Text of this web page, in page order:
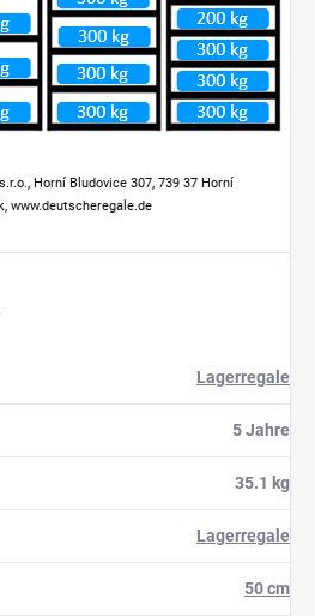
Horní Bludovice 307, 739 37 Horní
www.deutscheregale.de
Lagerregale
5 Jahre
35.1 kg
Lagerregale
50 cm